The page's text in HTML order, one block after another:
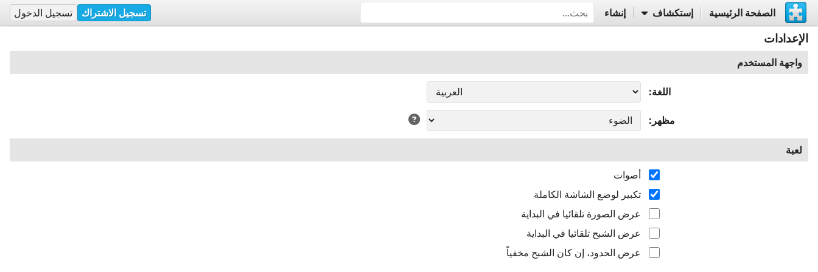
الصفحة الرئيسية إستكشاف إنشاء تسجيل الاشتراك تسجيل الدخول
الإعدادات
واجهة المستخدم
اللغة
مظهر
لعبة
أصوات
تكبير لوضع الشاشة الكاملة
عرض الصورة تلقائيا في البداية
عرض الشبح تلقائيا في البداية
عرض الحدود، إن كان الشبح مخفياً